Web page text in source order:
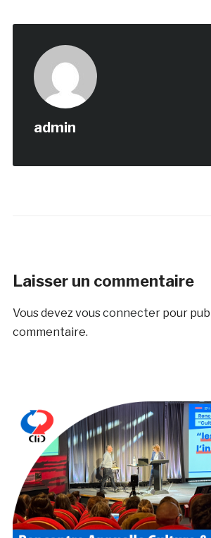
admin
Laisser un commentaire
Vous devezvous connecterpour
commentaire.